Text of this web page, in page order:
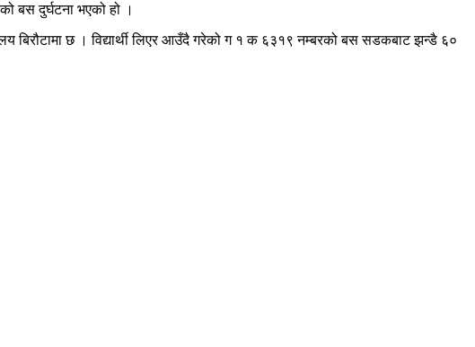
बस दुर्घटना भएको हो ।
बिरौटामा छ । विद्यार्थी लिएर आउँदै गरेको ग १ क ६३१९ नम्बरको बस सडकबाट झन्डै ६०